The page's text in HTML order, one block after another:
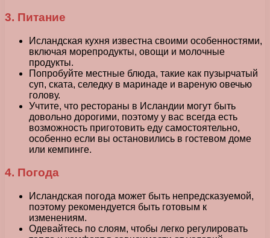
3. Питание
Исландская кухня известна своими особенностями,
включая морепродукты, овощи и молочные
продукты.
Попробуйте местные блюда, такие как пузырчатый
суп, ската, селедку в маринаде и вареную овечью
голову.
Учтите, что рестораны в Исландии могут быть
довольно дорогими, поэтому у вас всегда есть
возможность приготовить еду самостоятельно,
особенно если вы остановились в гостевом доме
или кемпинге.
4. Погода
Исландская погода может быть непредсказуемой,
поэтому рекомендуется быть готовым к
изменениям.
Одевайтесь по слоям, чтобы легко регулировать